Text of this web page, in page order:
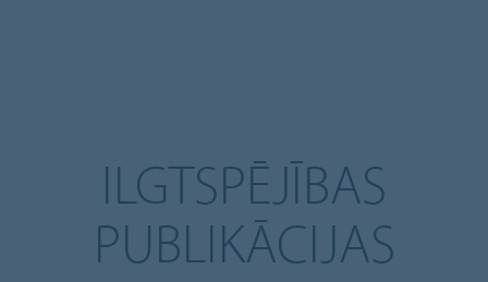
ILGTSPĒJĪBAS
PUBLIKĀCIJAS